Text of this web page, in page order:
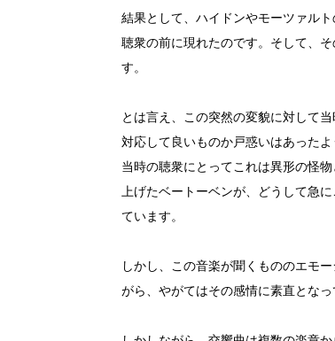
結果として、ハイドンやモーツァル
聴衆の前に現れたのです。そして、
す。
とは言え、この突然の変貌に対して
対応して良いものか戸惑いはあったよ
当時の聴衆にとってこれは異形の怪
上げたベートーベンが、どうして急
ています。
しかし、この音楽が聞くもののエモ
がら、やがてはその感情に素直とな